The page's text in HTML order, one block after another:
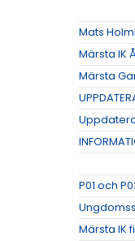
Mats
Märsta IK
Märsta
P01 och
Märsta IK